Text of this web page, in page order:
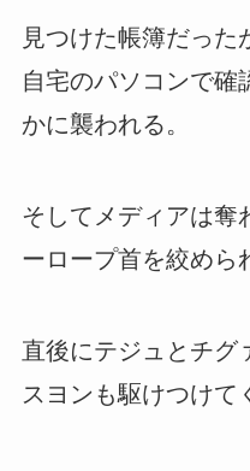
見つけた帳簿だった
自宅のパソコンで確
かに襲われる。
そしてメディアは奪
ーロープ首を絞めら
直後にテジュとチグ
スヨンも駆けつけて